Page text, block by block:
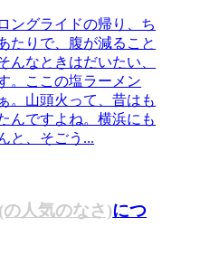
ングライドの帰り、ち
たりで、腹が減ること
んなときはだいたい、
。ここの塩ラーメン
。山頭火って、昔はも
んですよね。横浜にも
と、そごう...
(の人気のなさ)につ